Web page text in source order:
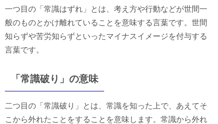
一つ目の「常識はずれ」とは、考え方や行動などが世間一
般のものとかけ離れていることを意味する言葉です。世間
知らずや苦労知らずといったマイナスイメージを付与する
言葉です。
「常識破り」の意味
二つ目の「常識破り」とは、常識を知った上で、あえてそ
こから外れたことをすることを意味します。常識から外れ